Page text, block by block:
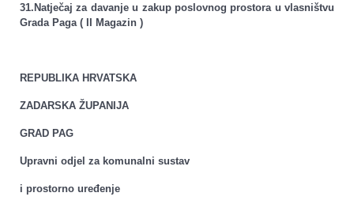
31.Natječaj za davanje u zakup poslovnog prostora u vlasništvu
Grada Paga ( II Magazin )
REPUBLIKA HRVATSKA
ZADARSKA ŽUPANIJA
GRAD PAG
Upravni odjel za komunalni sustav
i prostorno uređenje